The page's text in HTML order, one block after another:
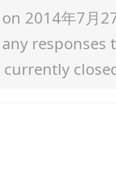
on 2014年7月
any